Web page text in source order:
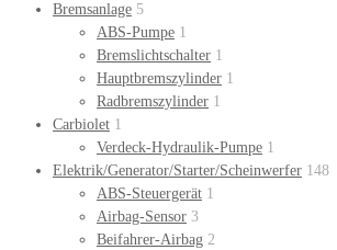
Bremsanlage 5
ABS-Pumpe 1
Bremslichtschalter 1
Hauptbremszylinder 1
Radbremszylinder 1
Carbiolet 1
Verdeck-Hydraulik-Pumpe 1
Elektrik/Generator/Starter/Scheinwerfer 148
ABS-Steuergerät 1
Airbag-Sensor 3
Beifahrer-Airbag 2